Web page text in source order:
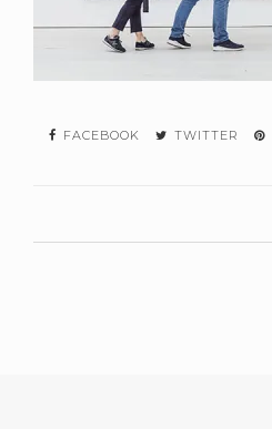
FACEBOOK TWITTER